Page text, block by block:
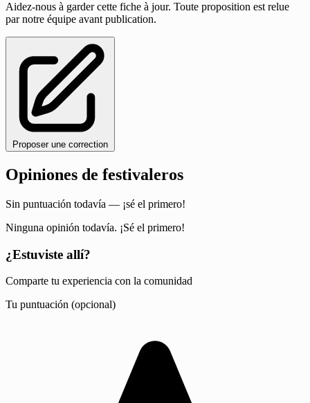
Aidez-nous à garder cette fiche à jour. Toute proposition est relue
par notre équipe avant publication.
Proposer une correction
Opiniones de festivaleros
Sin puntuación todavía — ¡sé el primero!
Ninguna opinión todavía. ¡Sé el primero!
¿Estuviste allí?
Comparte tu experiencia con la comunidad
Tu puntuación (opcional)